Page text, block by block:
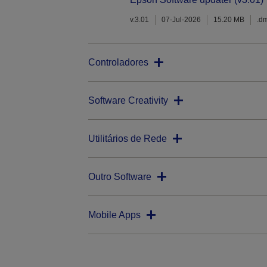
v.3.01 07-Jul-2026 15.20 MB
Controladores
Software Creativity
Utilitários de Rede
Outro Software
Mobile Apps